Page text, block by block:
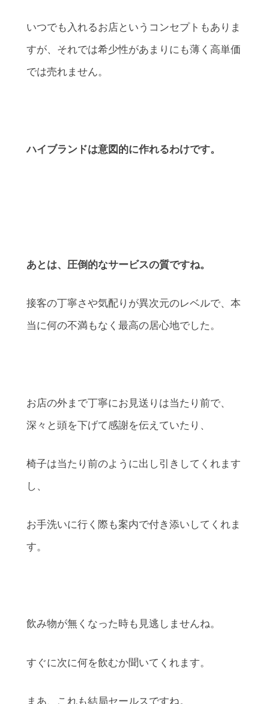
いつでも入れるお店というコンセプトもありま
すが、それでは希少性があまりにも薄く高単価
では売れません。
ハイブランドは意図的に作れるわけです。
あとは、圧倒的なサービスの質ですね。
接客の丁寧さや気配りが異次元のレベルで、本
当に何の不満もなく最高の居心地でした。
お店の外まで丁寧にお見送りは当たり前で、
深々と頭を下げて感謝を伝えていたり、
椅子は当たり前のように出し引きしてくれます
し、
お手洗いに行く際も案内で付き添いしてくれま
す。
飲み物が無くなった時も見逃しませんね。
すぐに次に何を飲むか聞いてくれます。
まあ、これも結局セールスですね。